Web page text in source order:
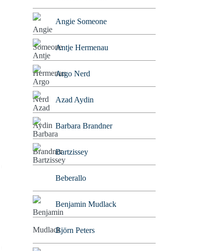
Angie Someone
Antje Hermenau
Argo Nerd
Azad Aydin
Barbara Brandner
Bartzissey
Beberallo
Benjamin Mudlack
Björn Peters